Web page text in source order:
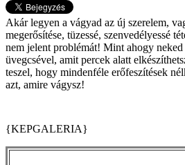
Akár legyen a vágyad az új szerelem,
megerősítése, tüzessé, szenvedélyessé
nem jelent problémát! Mint ahogy
üvegcsével, amit percek alatt
teszel, hogy mindenféle erőfeszítések
azt, amire vágysz!
{KEPGALERIA}